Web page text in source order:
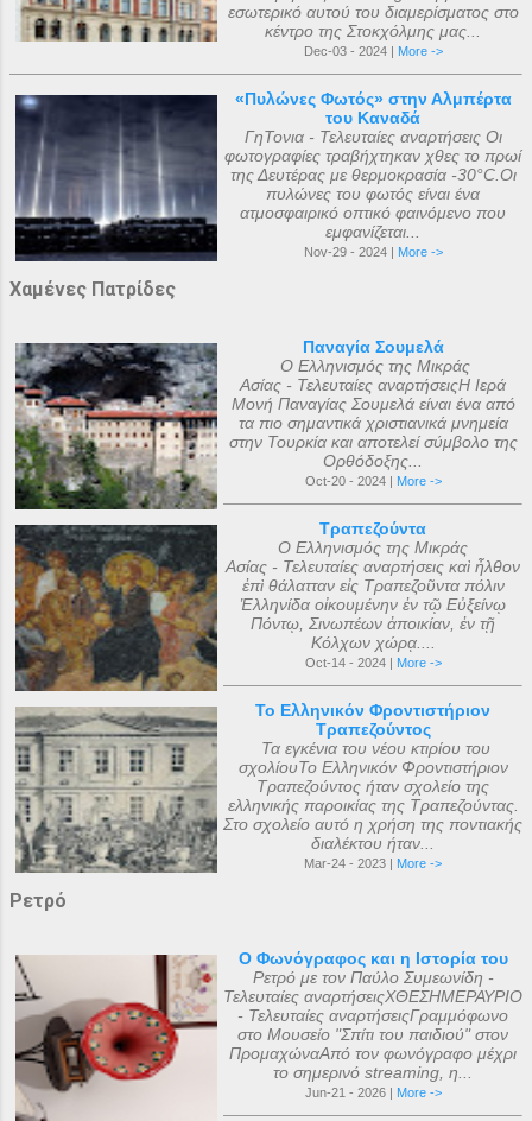
εσωτερικό αυτού του διαμερίσματος στο
κέντρο της Στοκχόλμης μας...
Dec-03 - 2024 | More ->
«Πυλώνες Φωτός» στην Αλμπέρτα
του Καναδά
ΓηΤονια - Τελευταίες αναρτήσεις Οι
φωτογραφίες τραβήχτηκαν χθες το πρωί
της Δευτέρας με θερμοκρασία -30°C.Οι
πυλώνες του φωτός είναι ένα
ατμοσφαιρικό οπτικό φαινόμενο που
εμφανίζεται...
Nov-29 - 2024 | More ->
Χαμένες Πατρίδες
Παναγία Σουμελά
Ο Ελληνισμός της Μικράς
Ασίας - Τελευταίες αναρτήσειςΗ Ιερά
Μονή Παναγίας Σουμελά είναι ένα από
τα πιο σημαντικά χριστιανικά μνημεία
στην Τουρκία και αποτελεί σύμβολο της
Ορθόδοξης...
Oct-20 - 2024 | More ->
Τραπεζούντα
Ο Ελληνισμός της Μικράς
Ασίας - Τελευταίες αναρτήσεις καὶ ἦλθον
ἐπὶ θάλατταν εἰς Τραπεζοῦντα πόλιν
Ἑλληνίδα οἰκουμένην ἐν τῷ Εὐξείνῳ
Πόντῳ, Σινωπέων ἀποικίαν, ἐν τῇ
Κόλχων χώρᾳ....
Oct-14 - 2024 | More ->
Το Ελληνικόν Φροντιστήριον
Τραπεζούντος
Τα εγκένια του νέου κτιρίου του
σχολίουΤο Ελληνικόν Φροντιστήριον
Τραπεζούντος ήταν σχολείο της
ελληνικής παροικίας της Τραπεζούντας.
Στο σχολείο αυτό η χρήση της ποντιακής
διαλέκτου ήταν...
Mar-24 - 2023 | More ->
Ρετρό
Ο Φωνόγραφος και η Ιστορία του
Ρετρό με τον Παύλο Συμεωνίδη -
Τελευταίες αναρτήσειςΧΘΕΣΗΜΕΡΑΥΡΙΟ
- Τελευταίες αναρτήσειςΓραμμόφωνο
στο Μουσείο "Σπίτι του παιδιού" στον
ΠρομαχώναΑπό τον φωνόγραφο μέχρι
το σημερινό streaming, η...
Jun-21 - 2026 | More ->